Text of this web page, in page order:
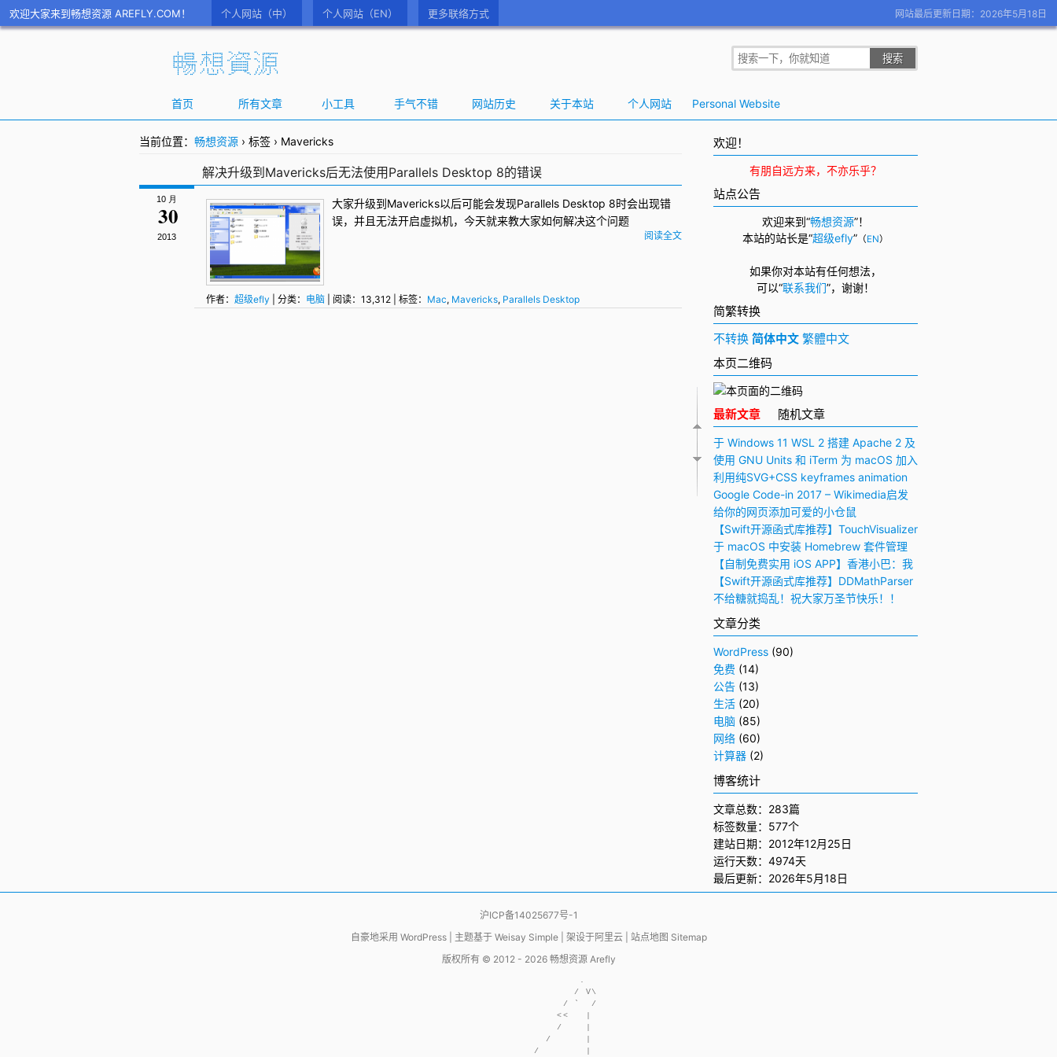
网站最后更新日期：2026年5月18日
欢迎大家来到畅想资源 AREFLY.COM！ 个人网站（中） 个人网站（EN） 更多联络方式
首页 所有文章 小工具 手气不错 网站历史 关于本站 个人网站 Personal Website
当前位置： 畅想资源 › 标签 › Mavericks
解决升级到Mavericks后无法使用Parallels Desktop 8的错误
10 月
30
2013
大家升级到Mavericks以后可能会发现Parallels Desktop 8时会出现错
误，并且无法开启虚拟机，今天就来教大家如何解决这个问题
阅读全文
作者： 超级efly | 分类： 电脑 | 阅读：13,312 | 标签： Mac, Mavericks, Parallels Desktop
欢迎！
有朋自远方来，不亦乐乎？
站点公告
欢迎来到“畅想资源”！
本站的站长是“超级efly” （EN）
如果你对本站有任何想法，
可以“联系我们”， 谢谢！
简繁转换
不转换 简体中文 繁體中文
本页二维码
最新文章 随机文章
于 Windows 11 WSL 2 搭建 Apache 2 及
PHP 7 开发环境
使用 GNU Units 和 iTerm 为 macOS 加入
快捷多功能计算器
利用纯SVG+CSS keyframes animation
动画实现手写毛笔字（书法）效果
Google Code-in 2017 – Wikimedia启发
与感想
给你的网页添加可爱的小仓鼠
【Swift开源函式库推荐】TouchVisualizer
– 于屏幕上显示你所触摸的位置
于 macOS 中安装 Homebrew 套件管理
工具
【自制免费实用 iOS APP】香港小巴：我
要下车！
【Swift开源函式库推荐】DDMathParser
– 通过文字表达式（算式）计算结果
不给糖就捣乱！祝大家万圣节快乐！！
文章分类
WordPress (90)
免费 (14)
公告 (13)
生活 (20)
电脑 (85)
网络 (60)
计算器 (2)
博客统计
文章总数：283篇
标签数量：577个
建站日期：2012年12月25日
运行天数：4974天
最后更新：2026年5月18日
沪ICP备14025677号-1
自豪地采用 WordPress| 主题基于 Weisay Simple| 架设于阿里云| 站点地图 Sitemap
版权所有 © 2012 - 2026 畅想资源 Arefly
                     .
                    / V\
                  / `  /
                 <<   |
                 /    |
               /      |
             /        |